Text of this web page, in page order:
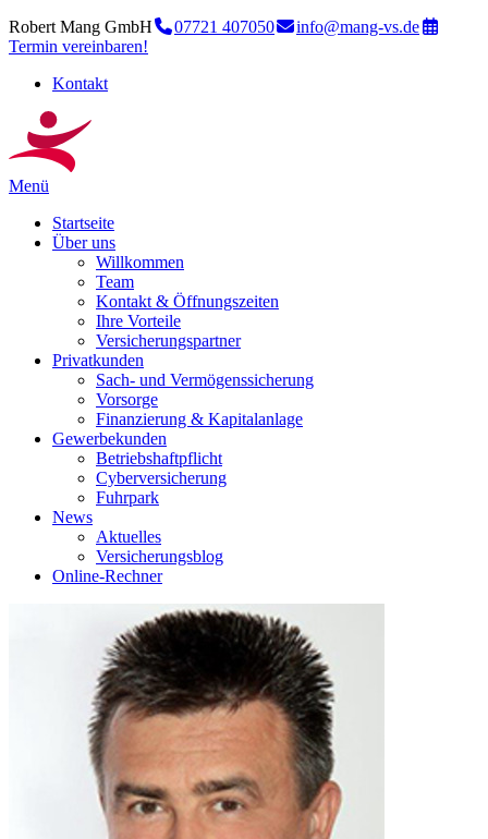
Robert Mang GmbH 07721 407050
info@mang-vs.de
Termin vereinbaren!
Kontakt
Menü
Startseite
Über uns
Willkommen
Team
Kontakt & Öffnungszeiten
Ihre Vorteile
Versicherungspartner
Privatkunden
Sach- und Vermögenssicherung
Vorsorge
Finanzierung & Kapitalanlage
Gewerbekunden
Betriebshaftpflicht
Cyberversicherung
Fuhrpark
News
Aktuelles
Versicherungsblog
Online-Rechner